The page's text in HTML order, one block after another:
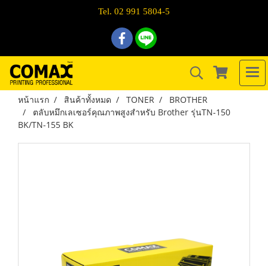
Tel. 02 991 5804-5
หน้าแรก สินค้าทั้งหมด TONER
BROTHER
ตลับหมึกเลเซอร์คุณภาพสูงสำหรับ Brother รุ่นTN-150
BK/TN-155 BK